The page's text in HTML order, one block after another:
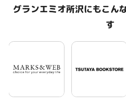
グランエミオ所沢にもこん
す